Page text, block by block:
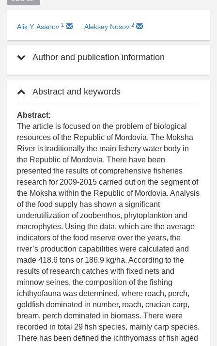
Alik Y. Asanov 1 Aleksey Nosov 2
Author and publication information
Abstract and keywords
Abstract:
The article is focused on the problem of biological
resources of the Republic of Mordovia. The Moksha
River is traditionally the main fishery water body in
the Republic of Mordovia. There have been
presented the results of comprehensive fisheries
research for 2009-2015 carried out on the segment of
the Moksha within the Republic of Mordovia. Analysis
of the food supply has shown a significant
underutilization of zoobenthos, phytoplankton and
macrophytes. Using the data, which are the average
indicators of the food reserve over the years, the
river’s production capabilities were calculated and
made 418.6 tons or 186.9 kg/ha. According to the
results of research catches with fixed nets and
minnow seines, the composition of the fishing
ichthyofauna was determined, where roach, perch,
goldfish dominated in number, roach, crucian carp,
bream, perch dominated in biomass. There were
recorded in total 29 fish species, mainly carp species.
There has been defined the ichthyomass of fish aged